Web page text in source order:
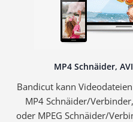
MP4 Schnäider,
Bandicut kann
MP4 Schnäider/
oder MPEG Schnäider/